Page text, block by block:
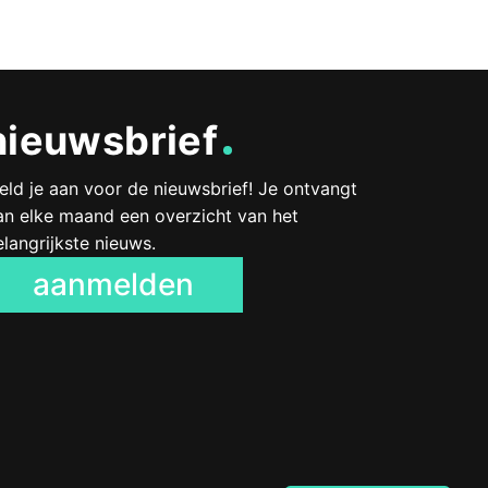
je aan voor de nieuwsbrief! Je ontvangt
elke maand een overzicht van het
nieuws.
aanmelden